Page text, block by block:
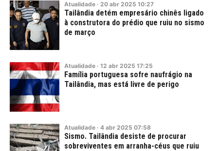
Atualidade · 20 abr 2025 10:27
Tailândia detém empresário chinês ligado
à construtora do prédio que ruiu no sismo
de março
Atualidade · 12 abr 2025 17:25
Família portuguesa sofre naufrágio na
Tailândia, mas está livre de perigo
Atualidade · 4 abr 2025 07:58
Sismo. Tailândia desiste de procurar
sobreviventes em arranha-céus que ruiu